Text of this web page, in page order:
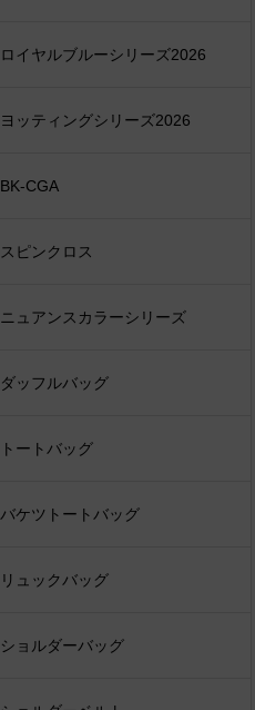
ロイヤルブルーシリーズ2026
ヨッティングシリーズ2026
BK-CGA
スピンクロス
ニュアンスカラーシリーズ
ダッフルバッグ
トートバッグ
バケツトートバッグ
リュックバッグ
ショルダーバッグ